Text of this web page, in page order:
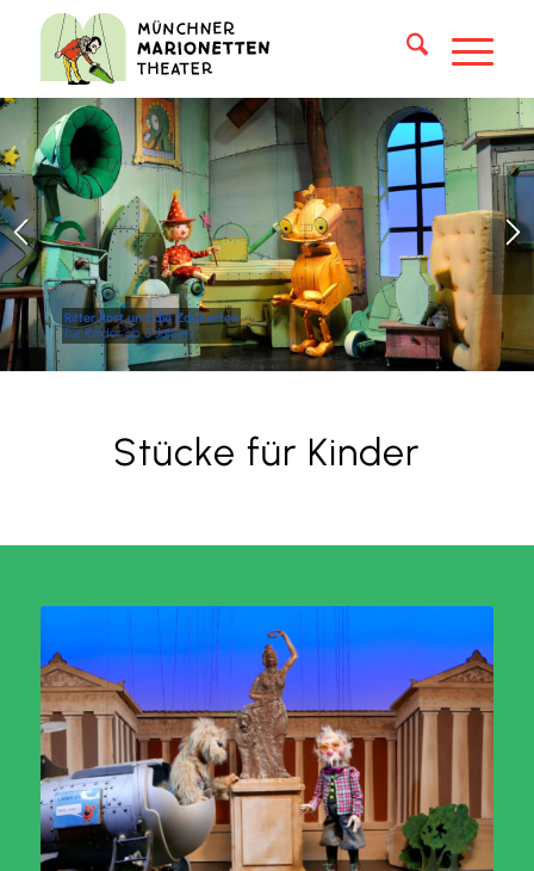
Ritter Rost und die Zauberfee
für Kinder ab 5 Jahren
Stücke für Kinder